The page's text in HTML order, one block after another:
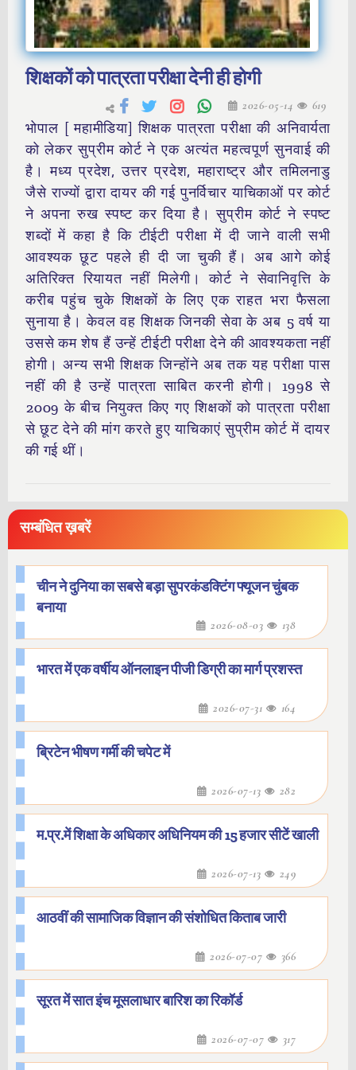
शिक्षकों को पात्रता परीक्षा देनी ही होगी
2026-05-14 619
भोपाल [ महामीडिया] शिक्षक पात्रता परीक्षा की अनिवार्यता
को लेकर सुप्रीम कोर्ट ने एक अत्यंत महत्वपूर्ण सुनवाई की
है। मध्य प्रदेश, उत्तर प्रदेश, महाराष्ट्र और तमिलनाडु
जैसे राज्यों द्वारा दायर की गई पुनर्विचार याचिकाओं पर कोर्ट
ने अपना रुख स्पष्ट कर दिया है। सुप्रीम कोर्ट ने स्पष्ट
शब्दों में कहा है कि टीईटी परीक्षा में दी जाने वाली सभी
आवश्यक छूट पहले ही दी जा चुकी हैं। अब आगे कोई
अतिरिक्त रियायत नहीं मिलेगी। कोर्ट ने सेवानिवृत्ति के
करीब पहुंच चुके शिक्षकों के लिए एक राहत भरा फैसला
सुनाया है। केवल वह शिक्षक जिनकी सेवा के अब 5 वर्ष या
उससे कम शेष हैं उन्हें टीईटी परीक्षा देने की आवश्यकता नहीं
होगी। अन्य सभी शिक्षक जिन्होंने अब तक यह परीक्षा पास
नहीं की है उन्हें पात्रता साबित करनी होगी। 1998 से
2009 के बीच नियुक्त किए गए शिक्षकों को पात्रता परीक्षा
से छूट देने की मांग करते हुए याचिकाएं सुप्रीम कोर्ट में दायर
की गई थीं।
सम्बंधित ख़बरें
चीन ने दुनिया का सबसे बड़ा सुपरकंडक्टिंग फ्यूजन चुंबक
बनाया
2026-08-03 138
भारत में एक वर्षीय ऑनलाइन पीजी डिग्री का मार्ग प्रशस्त
2026-07-31 164
ब्रिटेन भीषण गर्मी की चपेट में
2026-07-13 282
म.प्र.में शिक्षा के अधिकार अधिनियम की 15 हजार सीटें खाली
2026-07-13 249
आठवीं की सामाजिक विज्ञान की संशोधित किताब जारी
2026-07-07 366
सूरत में सात इंच मूसलाधार बारिश का रिकॉर्ड
2026-07-07 317